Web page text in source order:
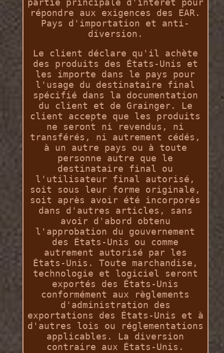
partie principale d'intérêt pour
répondre aux exigences des EAR.
Pays d'importation et anti-
diversion.
Le client déclare qu'il achète
des produits des États-Unis et
les importe dans le pays pour
l'usage du destinataire final
spécifié dans la documentation
du client et de Grainger. Le
client accepte que les produits
ne seront ni revendus, ni
transférés, ni autrement cédés,
à un autre pays ou à toute
personne autre que le
destinataire final ou
l'utilisateur final autorisé,
soit sous leur forme originale,
soit après avoir été incorporés
dans d'autres articles, sans
avoir d'abord obtenu
l'approbation du gouvernement
des États-Unis ou comme
autrement autorisé par les
États-Unis. Toute marchandise,
technologie et logiciel seront
exportés des États-Unis
conformément aux règlements
d'administration des
exportations des États-Unis et à
d'autres lois ou réglementations
applicables. La diversion
contraire aux États-Unis.